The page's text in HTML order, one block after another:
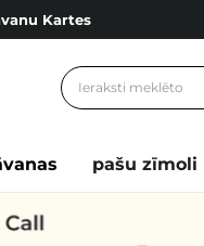
Kartes
piegāde no 49,00 €
pašu zīmoli